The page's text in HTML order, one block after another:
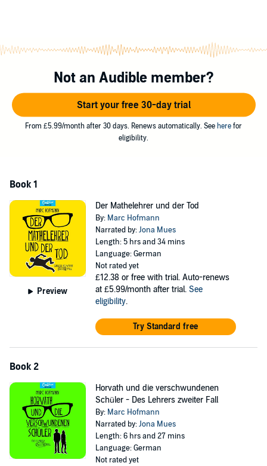
Dem bekennenden Hercule-Poirot-Fan Horvath bleibt also gar nichts
anderes übrig, als selbst Ermittlungen anzustellen. Unterstützt von
einigen Schülern aus seinem Deutschkurs und Martins
geheimnisvoller neuer Assistentin Betty beginnt Horvath
nachzuforschen. Immerhin gibt es an einer Schule zahlreiche
Verdächtige: Lehrer, Schüler, Eltern... Nur dem wahren Täter sollte
Horvath lieber nicht zu nahe kommen!
©2021 Fine Voices GmbH (P)2021 Spotting Image GmbH
Not an Audible member?
Start your free 30-day trial
From £5.99/month after 30 days. Renews automatically. See here for
eligibility.
Book 1
Preview
Der Mathelehrer und der Tod
By: Marc Hofmann
Narrated by:Jona Mues
Length: 5 hrs and 34 mins
Language: German
Not rated yet
£12.38 or free with trial. Auto-renews
at £5.99/month after trial. See
eligibility.
Try Standard free
Book 2
Horvath und die verschwundenen
Schüler - Des Lehrers zweiter Fall
By: Marc Hofmann
Narrated by:Jona Mues
Length: 6 hrs and 27 mins
Language: German
Not rated yet